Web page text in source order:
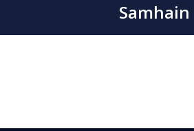
Samhain